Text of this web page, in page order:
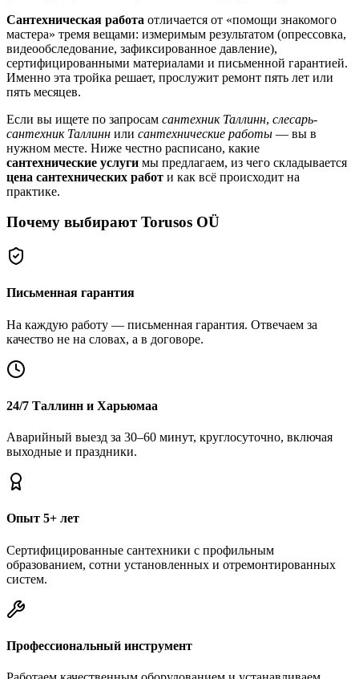
Сантехническая работа отличается от «помощи знакомого
мастера» тремя вещами: измеримым результатом (опрессовка,
видеообследование, зафиксированное давление),
сертифицированными материалами и письменной гарантией.
Именно эта тройка решает, прослужит ремонт пять лет или
пять месяцев.
Если вы ищете по запросам сантехник Таллинн, слесарь-
сантехник Таллинн или сантехнические работы — вы в
нужном месте. Ниже честно расписано, какие
сантехнические услуги мы предлагаем, из чего складывается
цена сантехнических работ и как всё происходит на
практике.
Почему выбирают Torusos OÜ
Письменная гарантия
На каждую работу — письменная гарантия. Отвечаем за
качество не на словах, а в договоре.
24/7 Таллинн и Харьюмаа
Аварийный выезд за 30–60 минут, круглосуточно, включая
выходные и праздники.
Опыт 5+ лет
Сертифицированные сантехники с профильным
образованием, сотни установленных и отремонтированных
систем.
Профессиональный инструмент